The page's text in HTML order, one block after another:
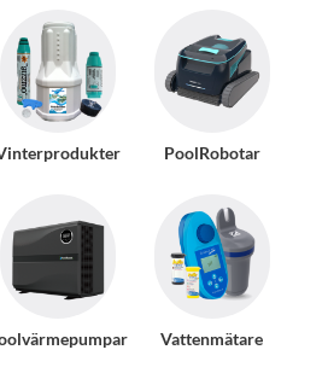
PoolRobotar
Vattenmätare